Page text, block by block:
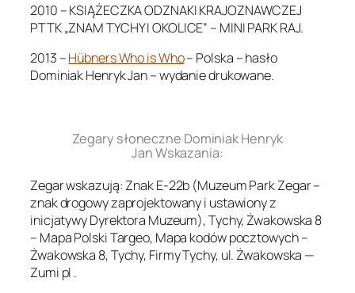
2010 – KSIĄŻECZKA ODZNAKI KRAJOZNAWCZEJ
PTTK „ZNAM TYCHY I OKOLICE” – MINI PARK RAJ.
2013 –Hübners Who is Who– Polska – hasło
Dominiak Henryk Jan – wydanie drukowane.
Zegary słoneczne Dominiak Henryk
Jan Wskazania:
Zegar wskazują: Znak E-22b (Muzeum Park Zegar –
znak drogowy zaprojektowany i ustawiony z
inicjatywy Dyrektora Muzeum), Tychy, Żwakowska 8
– Mapa Polski Targeo, Mapa kodów pocztowych –
Żwakowska 8, Tychy, Firmy Tychy, ul. Żwakowska —
Zumi pl .